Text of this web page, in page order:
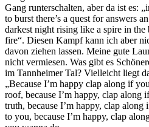
Gang runterschalten, aber da ist es:
to burst there’s a quest for answers
darkest night rising like a spire in
fire“. Diesen Kampf kann ich aber
davon ziehen lassen. Meine gute
nicht vermiesen. Was gibt es
im Tannheimer Tal? Vielleicht liegt
„Because I’m happy clap along if
roof, because I’m happy, clap along
truth, because I’m happy, clap
to you, because I’m happy, clap